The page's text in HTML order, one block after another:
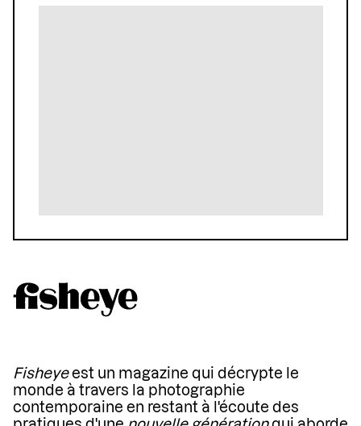
Fisheyeest un magazine qui décrypte le
monde à travers la photographie
contemporaine en restant à l'écoute des